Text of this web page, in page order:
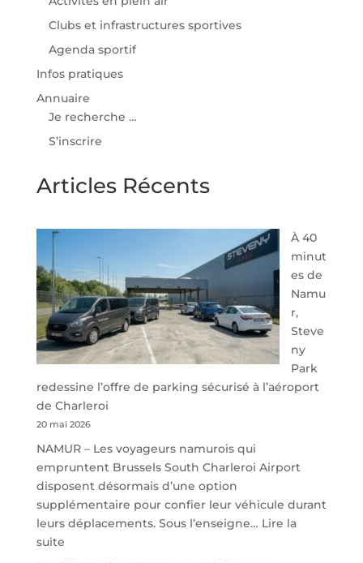
Clubs et infrastructures sportives
Agenda sportif
Infos pratiques
Annuaire
Je recherche …
S’inscrire
Articles Récents
À 40
minut
es de
Namu
r,
Steve
ny
Park
redessine l’offre de parking sécurisé à l’aéroport
de Charleroi
20 mai 2026
NAMUR – Les voyageurs namurois qui
empruntent Brussels South Charleroi Airport
disposent désormais d’une option
supplémentaire pour confier leur véhicule durant
leurs déplacements. Sous l’enseigne… Lire la
suite: